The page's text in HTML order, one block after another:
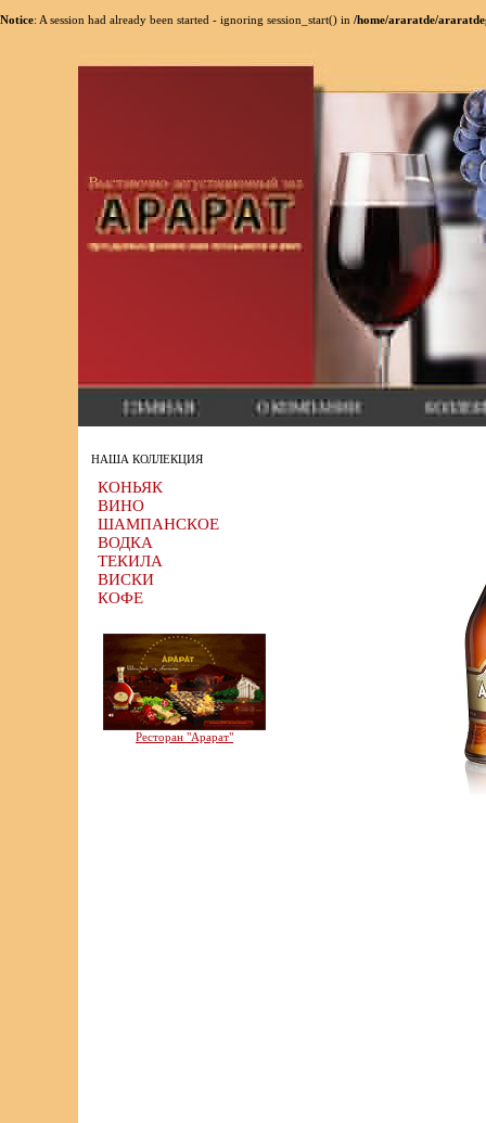
Notice: A session had already been started - ignoring session_start() in /home/araratde/
НАША КОЛЛЕКЦИЯ
КОНЬЯК
ВИНО
ШАМПАНСКОЕ
ВОДКА
ТЕКИЛА
ВИСКИ
КОФЕ
Ресторан "Арарат"